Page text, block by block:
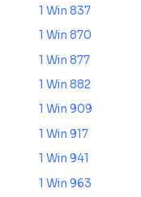
1 Win 837
1 Win 870
1 Win 877
1 Win 882
1 Win 909
1 Win 917
1 Win 941
1 Win 963